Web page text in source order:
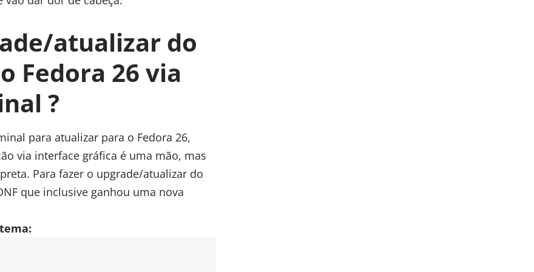
atualizar do
Fedora 26 via
?
para atualizar para o Fedora 26,
via interface gráfica é uma mão, mas
Para fazer o upgrade/atualizar do
que inclusive ganhou uma nova